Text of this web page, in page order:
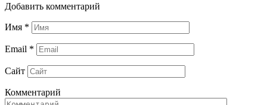
Добавить комментарий
Имя *
Email *
Сайт
Комментарий